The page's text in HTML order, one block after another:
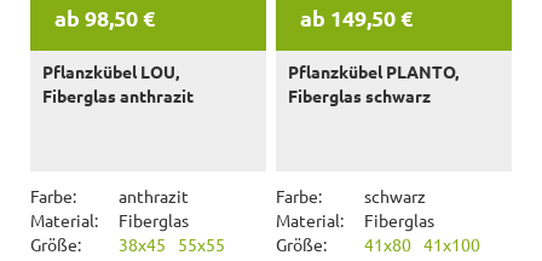
ab 98,50 €
Pflanzkübel LOU,
Fiberglas anthrazit
Farbe:
anthrazit
Material:
Fiberglas
Größe:
38x45 55x55
ab 149,50 €
Pflanzkübel PLANTO,
Fiberglas schwarz
Farbe:
schwarz
Material:
Fiberglas
Größe:
41x80 41x100